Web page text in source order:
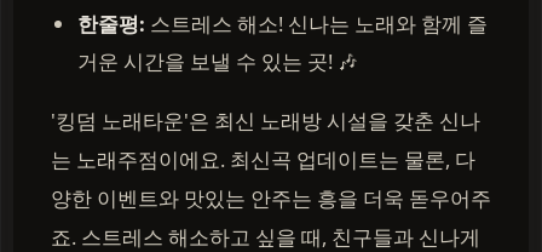
한줄평: 스트레스 해소! 신나는 노래와 함께 즐
거운 시간을 보낼 수 있는 곳! 🎶
'킹덤 노래타운'은 최신 노래방 시설을 갖춘 신나
는 노래주점이에요. 최신곡 업데이트는 물론, 다
양한 이벤트와 맛있는 안주는 흥을 더욱 돋우어주
죠. 스트레스 해소하고 싶을 때, 친구들과 신나게